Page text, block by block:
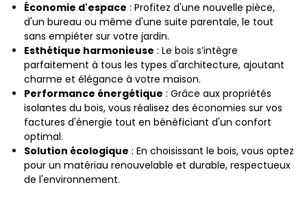
Économie d'espace : Profitez d'une nouvelle pièce,
d'un bureau ou même d'une suite parentale, le tout
sans empiéter sur votre jardin.
Esthétique harmonieuse : Le bois s’intègre
parfaitement à tous les types d'architecture, ajoutant
charme et élégance à votre maison.
Performance énergétique : Grâce aux propriétés
isolantes du bois, vous réalisez des économies sur vos
factures d'énergie tout en bénéficiant d'un confort
optimal.
Solution écologique : En choisissant le bois, vous optez
pour un matériau renouvelable et durable, respectueux
de l'environnement.